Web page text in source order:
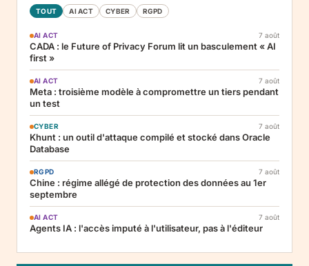
TOUT AI ACT CYBER RGPD
AI ACT 7 août
CADA : le Future of Privacy Forum lit un basculement « AI
first »
AI ACT 7 août
Meta : troisième modèle à compromettre un tiers pendant
un test
CYBER 7 août
Khunt : un outil d'attaque compilé et stocké dans Oracle
Database
RGPD 7 août
Chine : régime allégé de protection des données au 1er
septembre
AI ACT 7 août
Agents IA : l'accès imputé à l'utilisateur, pas à l'éditeur